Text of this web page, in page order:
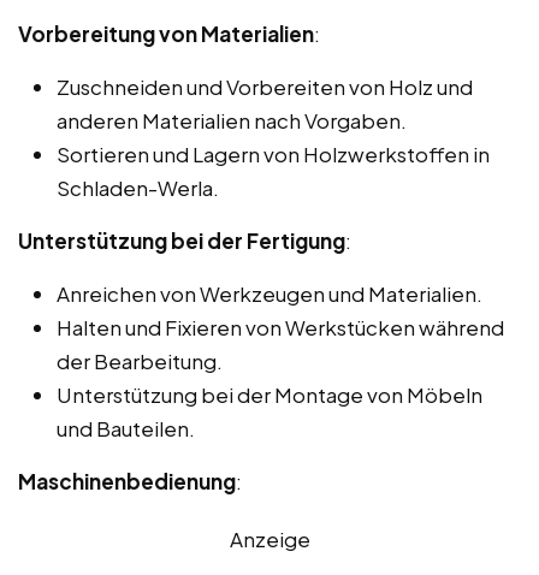
Vorbereitung von Materialien:
Zuschneiden und Vorbereiten von Holz und
anderen Materialien nach Vorgaben.
Sortieren und Lagern von Holzwerkstoffen in
Schladen-Werla.
Unterstützung bei der Fertigung:
Anreichen von Werkzeugen und Materialien.
Halten und Fixieren von Werkstücken während
der Bearbeitung.
Unterstützung bei der Montage von Möbeln
und Bauteilen.
Maschinenbedienung:
Anzeige